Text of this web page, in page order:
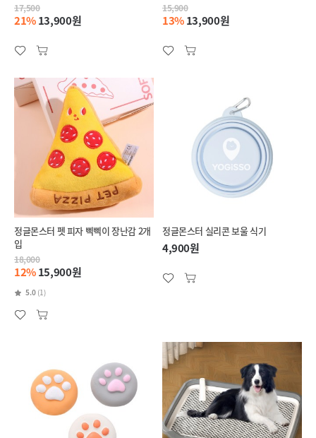
17,500
21%13,900원
15,900
13%13,900원
정글몬스터 펫 피자 삑삑이 장난감 2개
입
18,000
12%15,900원
5.0 (1)
정글몬스터 실리콘 보울 식기
4,900원